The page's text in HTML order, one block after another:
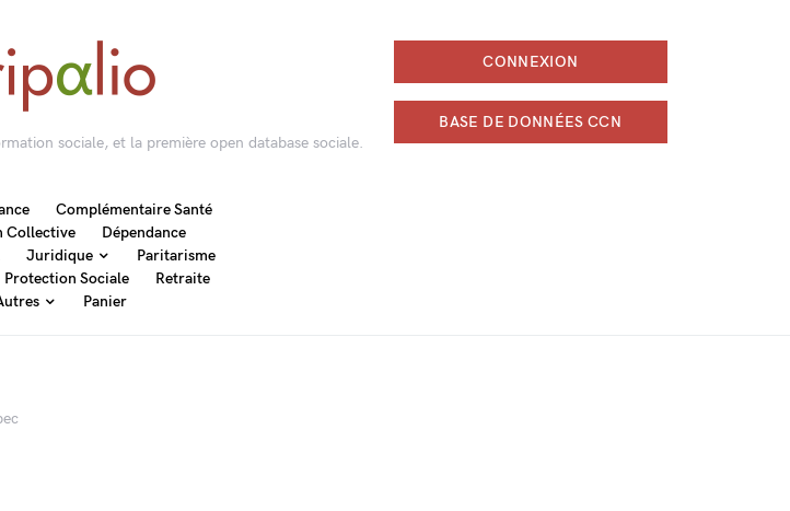
sociale, et la première open database sociale.
CONNEXION
BASE DE DONNÉES CCN
Complémentaire Santé
Collective
Dépendance
Juridique
Paritarisme
Protection Sociale
Retraite
Panier